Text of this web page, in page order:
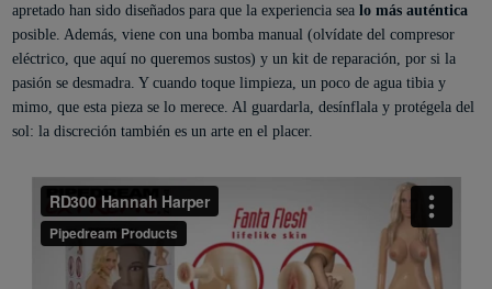
apretado han sido diseñados para que la experiencia sea lo más auténtica
posible. Además, viene con una bomba manual (olvídate del compresor
eléctrico, que aquí no queremos sustos) y un kit de reparación, por si la
pasión se desmadra. Y cuando toque limpieza, un poco de agua tibia y
mimo, que esta pieza se lo merece. Al guardarla, desínflala y protégela del
sol: la discreción también es un arte en el placer.